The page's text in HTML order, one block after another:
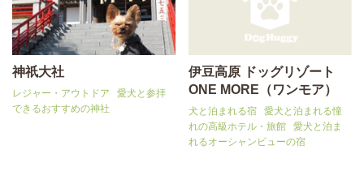
神祇大社
レジャー・アウトドア
愛犬と参拝
できるおすすめの神社
伊豆高原 ドッグリゾート
ONE MORE（ワンモア）
犬と泊まれる宿
愛犬と泊まれる憧
れの高級ホテル・旅館
愛犬と泊ま
れるオーシャンビューの宿